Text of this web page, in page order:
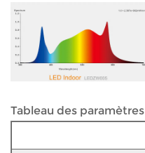
Tableau des paramètres